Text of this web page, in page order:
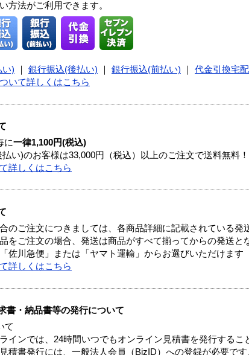
方法がご利用できます。
い) 銀行振込(後払い) 銀行振込(前払い) 代金引換宅
いて詳しくはこちら
に一律1,100円(税込)
い)のお客様は33,000円（税込）以上のご注文で送料無料！
詳しくはこちら
のご注文につきましては、各商品詳細に記載されている発
をご注文の場合、発送は商品がすべて揃ってからの発送と
佐川急便」または「ヤマト運輸」からお選びいただけます
詳しくはこちら
書・納品書等の発行について
て
インでは、24時間いつでもオンライン見積書を発行するこ
積書発行には、一般法人会員（BizID）への登録が必要です